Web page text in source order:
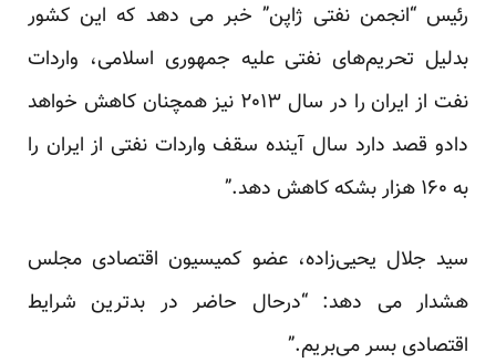
رئیس “انجمن نفتی ژاپن” خبر می دهد که این کشور
بدلیل تحریم‌های نفتی علیه جمهوری اسلامی، واردات
نفت از ایران را در سال ۲۰۱۳ نیز همچنان کاهش خواهد
دادو قصد دارد سال آینده سقف واردات نفتی از ایران را
به ۱۶۰ هزار بشکه کاهش دهد.”
سید جلال یحیی‌زاده، عضو کمیسیون اقتصادی مجلس
هشدار می دهد: “درحال حاضر در بد‌ترین شرایط
اقتصادی بسر می‌بریم.”